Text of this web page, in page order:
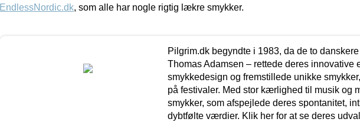
EndlessNordic.dk, som alle har nogle rigtig lækre smykker.
Pilgrim.dk begyndte i 1983, da de to
Thomas Adamsen – rettede deres innovative
smykkedesign og fremstillede unikke
på festivaler. Med stor kærlighed til musik og
smykker, som afspejlede deres spontanitet,
dybtfølte værdier. Klik her for at se deres